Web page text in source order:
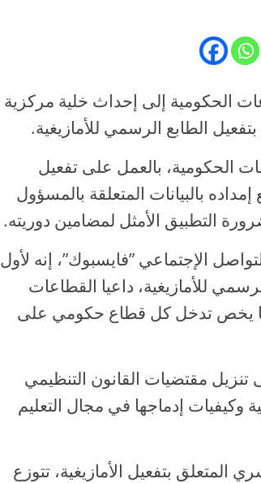
الحكومية إلى إحداث خلية مركزية
الطابع الرسمي للأمازيغية.
الحكومية، بالعمل على تفعيل
بالبيانات المتعلقة بالمسؤول
التطبيق الأمثل لمضامين دوريته.
الإجتماعي ”فايسبوك”، إنه لأول
للأمازيغية، داعيا القطاعات
فيما يخص تدخل كل قطاع حكومي على
مقتضيات القانون التنظيمي
وكيفيات إدماجها في مجال التعليم
بتفعيل الأمازيغية، تتوزع